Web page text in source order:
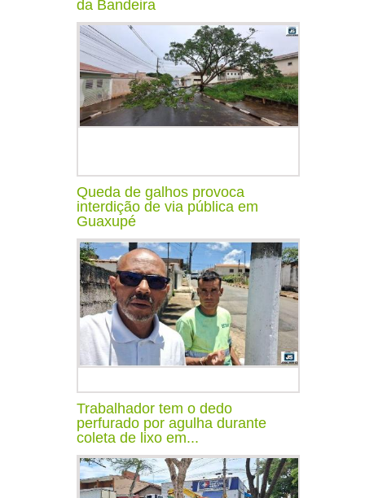
da Bandeira
Queda de galhos provoca
interdição de via pública em
Guaxupé
Trabalhador tem o dedo
perfurado por agulha durante
coleta de lixo em...